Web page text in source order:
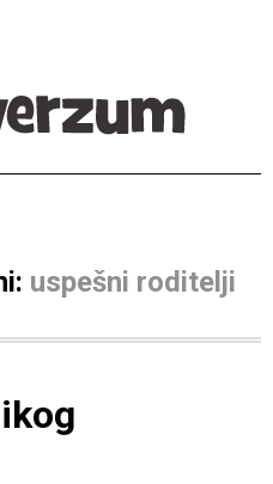
uspešni roditelji